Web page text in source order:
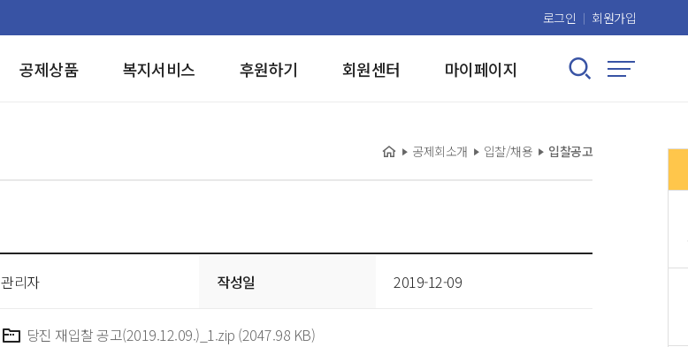
로그인 회원가입
공제상품 복지서비스 후원하기 회원센터 마이페이지 검색 열기/닫기
현재 위치:
홈 공제회소개 입찰/채용 입찰공고
관리자 작성일 2019-12-09
당진 재입찰 공고(2019.12.09.)_1.zip (2047.98 KB)